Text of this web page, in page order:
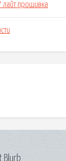
лайт прошивка
Blurb